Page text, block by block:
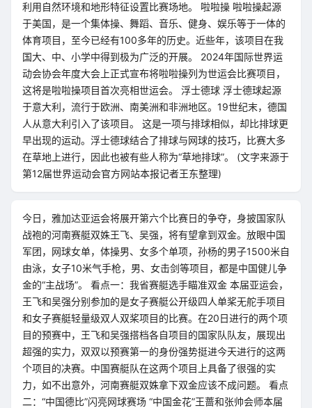
利用自然环境和地形特征设置比赛场地。 啦啦操 啦啦操起源
于美国，是一个集体操、舞蹈、音乐、健身、娱乐等于一体的
体育项目，至今已经有100多年的历史。近些年，该项目在我
国大、中、小学中得到极为广泛的开展。 2024年国际世界运
动会协会年度大会上正式宣布将啦啦操列为世运会比赛项目，
这将是啦啦操项目首次亮相世运会。 浮士德球 浮士德球起源
于意大利，流行于欧洲、南美洲和非洲地区。19世纪末，德国
人从意大利引入了该项目。 这是一项与排球相似，却比排球更
早出现的运动。浮士德球结合了排球与网球的技巧，比赛大多
在草地上进行，因此也被有些人称为“草地排球”。 (文字来源于
第12届世界运动会官方网站本报记者王东整理)
今日，雅加达亚运会将展开第六个比赛日的争夺，身披国家队
战袍的河南赛艇双姝王飞、吴强，将有望拿到双金。放眼中国
军团，网球女单，体操男、女多个单项，孙杨的男子1500米自
由泳，女子10米气手枪，男、女击剑等项目，都是中国健儿争
金的“主战场”。 看点一：我省赛艇选手瞄准双金 本届亚运会，
王飞和吴强分别参加的是女子赛艇公开级四人单桨无舵手项目
和女子赛艇轻量级双人双桨项目的比赛。在20日进行的两个项
目的预赛中，王飞和吴强搭档各自项目的国家队队友，展现出
超强的实力，双双以预赛第一的身份强势挺进今天进行的这两
个项目的决赛。中国赛艇队在这两个项目上具备了很强的实
力，如不出意外，河南赛艇双姝拿下双金应该不成问题。 看点
二：“中国德比”闪亮网球赛场 “中国金花”王蔷和张帅会师本届